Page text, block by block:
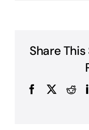
Share
Facebook